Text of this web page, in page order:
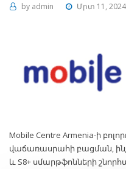
by admin Մրտ 11, 2024
Mobile Centre Armenia-ի
վաճառասրահի բացման,
և S8+ սմարթֆոնների